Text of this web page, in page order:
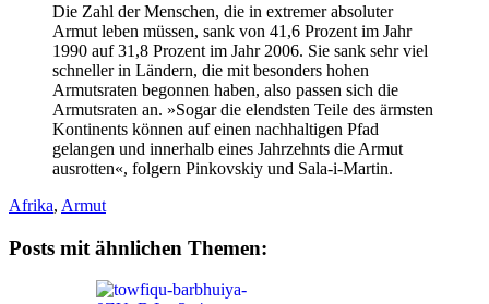
Die Zahl der Menschen, die in extremer absoluter
Armut leben müssen, sank von 41,6 Prozent im Jahr
1990 auf 31,8 Prozent im Jahr 2006. Sie sank sehr viel
schneller in Ländern, die mit besonders hohen
Armutsraten begonnen haben, also passen sich die
Armutsraten an. »Sogar die elendsten Teile des ärmsten
Kontinents können auf einen nachhaltigen Pfad
gelangen und innerhalb eines Jahrzehnts die Armut
ausrotten«, folgern Pinkovskiy und Sala-i-Martin.
Afrika, Armut
Posts mit ähnlichen Themen: